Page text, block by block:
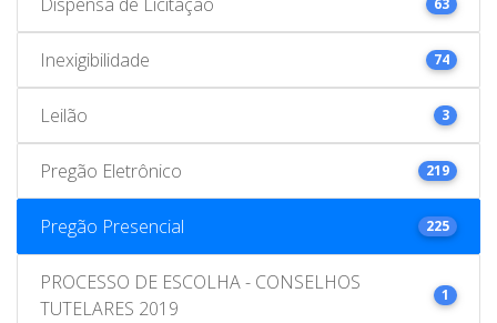
63
Inexigibilidade 74
Leilão 3
Pregão Eletrônico 219
Pregão Presencial 225
PROCESSO DE ESCOLHA - CONSELHOS
TUTELARES 2019
1